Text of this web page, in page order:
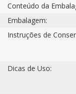
Conteúdo da
Embalagem:
Instruções de
Dicas de Uso: